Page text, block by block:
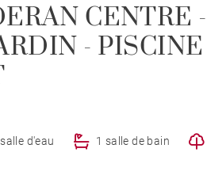
CENTRE -
-
d'eau 1 salle de bain